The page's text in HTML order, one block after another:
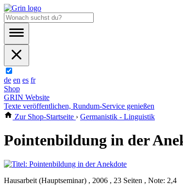
de en es fr
Shop
GRIN Website
Texte veröffentlichen, Rundum-Service genießen
Zur Shop-Startseite › Germanistik - Linguistik
Pointenbildung in der
Hausarbeit (Hauptseminar) , 2006 , 23 Seiten , Note: 2,4